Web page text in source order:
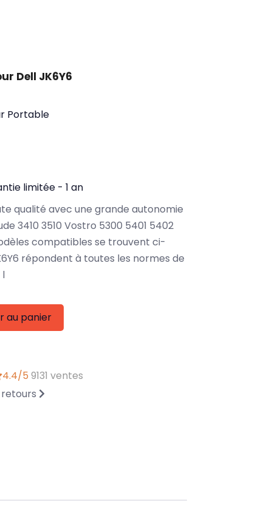
Dell JK6Y6
Portable
limitée - 1 an
qualité avec une grande autonomie
3410 3510 Vostro 5300 5401 5402
compatibles se trouvent ci-
répondent à toutes les normes de
l
au panier
4.4/5 9131 ventes